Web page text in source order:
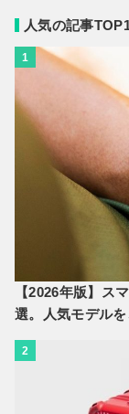
人気の記事
1
【2026年版】ス
選。人気モデル
2